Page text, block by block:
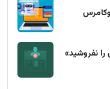
نفروشید»